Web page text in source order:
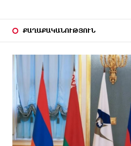
հայտարարությամբ
4 ԺԱՄ
Աստված պահապան մեր
Հանրապետությանը. Ուժեղ
վստահաբար ունենալու
4 ԺԱՄ
ԱՌԱՋ
Ի՞նչ է Big Push-ը. Նարեկ
5 ԺԱՄ
ԱՌԱՋ
Պատմության մեջ առաջին
ուժը հաղթահարելով
խորհրդարան. Ցոլակ
ՔԱՂԱՔԱԿԱՆՈՒԹՅՈՒՆ